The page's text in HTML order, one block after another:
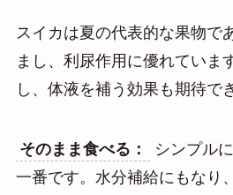
スイカは夏の代表的な果物で
まし、利尿作用に優れていま
し、体液を補う効果も期待で
そのまま食べる：
シンプル
一番です。水分補給にもなり